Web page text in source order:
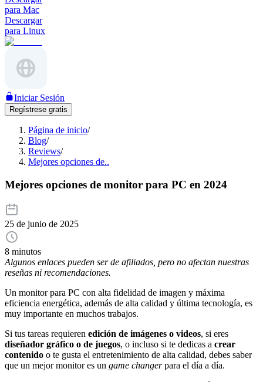
para Mac
Descargar
para Linux
Iniciar Sesión
Regístrese gratis
Página de inicio/
Blog/
Reviews/
Mejores opciones de..
Mejores opciones de monitor para PC en 2024
25 de junio de 2025
8 minutos
Algunos enlaces pueden ser de afiliados, pero no afectan nuestras
reseñas ni recomendaciones.
Un monitor para PC con alta fidelidad de imagen y máxima
eficiencia energética, además de alta calidad y última tecnología, es
muy importante en muchos trabajos.
Si tus tareas requieren edición de imágenes o videos, si eres
diseñador gráfico o de juegos, o incluso si te dedicas a crear
contenido o te gusta el entretenimiento de alta calidad, debes saber
que un mejor monitor es un game changerpara el día a día.